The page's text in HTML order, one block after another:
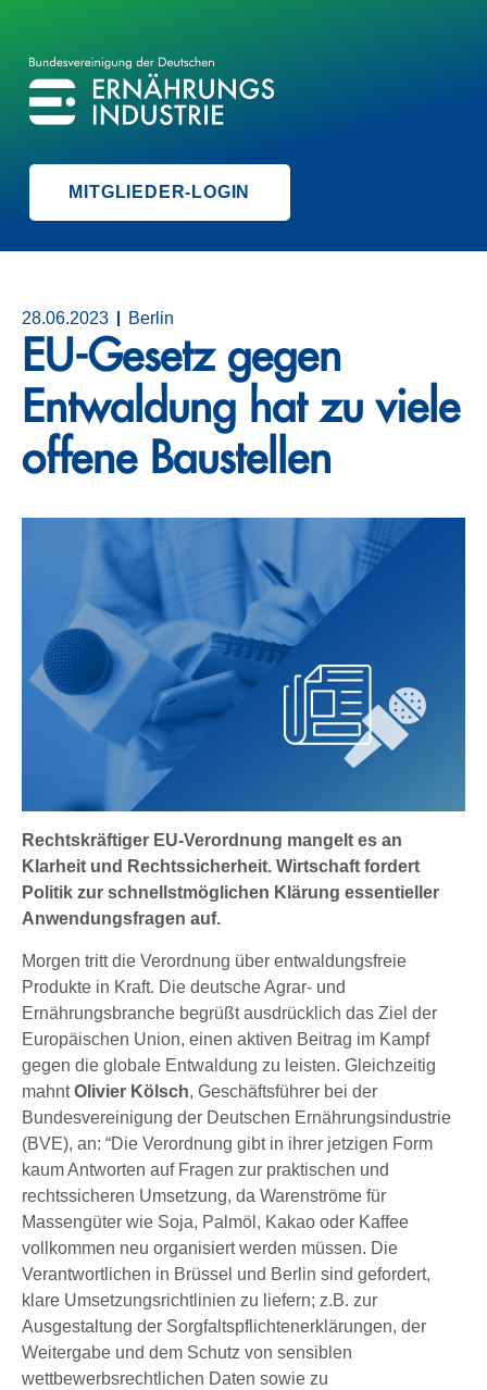
BVE
BUNDESVEREINIGUNG DER ERNÄHRUNGSINDUSTRIE
MITGLIEDER-LOGIN
28.06.2023 Berlin
EU-Gesetz gegen
Entwaldung hat zu viele
offene Baustellen
Rechtskräftiger EU-Verordnung mangelt es an
Klarheit und Rechtssicherheit. Wirtschaft fordert
Politik zur schnellstmöglichen Klärung essentieller
Anwendungsfragen auf.
Morgen tritt die Verordnung über entwaldungsfreie
Produkte in Kraft. Die deutsche Agrar- und
Ernährungsbranche begrüßt ausdrücklich das Ziel der
Europäischen Union, einen aktiven Beitrag im Kampf
gegen die globale Entwaldung zu leisten. Gleichzeitig
mahntOlivier Kölsch, Geschäftsführer bei der
Bundesvereinigung der Deutschen Ernährungsindustrie
(BVE), an: “Die Verordnung gibt in ihrer jetzigen Form
kaum Antworten auf Fragen zur praktischen und
rechtssicheren Umsetzung, da Warenströme für
Massengüter wie Soja, Palmöl, Kakao oder Kaffee
vollkommen neu organisiert werden müssen. Die
Verantwortlichen in Brüssel und Berlin sind gefordert,
klare Umsetzungsrichtlinien zu liefern; z.B. zur
Ausgestaltung der Sorgfaltspflichtenerklärungen, der
Weitergabe und dem Schutz von sensiblen
wettbewerbsrechtlichen Daten sowie zu